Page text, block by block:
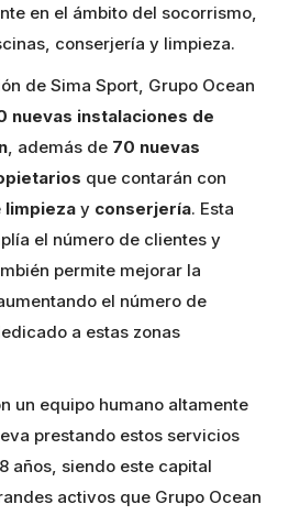
en el ámbito del socorrismo,
conserjería y limpieza.
de Sima Sport, Grupo Ocean
nuevas instalaciones de
, además de 70 nuevas
que contarán con
limpieza y conserjería. Esta
el número de clientes y
permite mejorar la
el número de
a estas zonas
un equipo humano altamente
prestando estos servicios
años, siendo este capital
activos que Grupo Ocean